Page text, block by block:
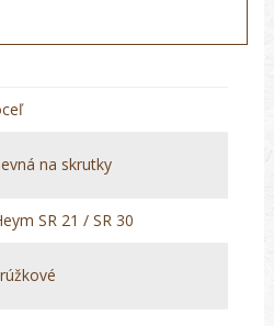
na skrutky
SR 21 / SR 30